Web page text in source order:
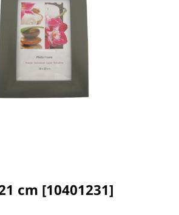
cm [10401231]